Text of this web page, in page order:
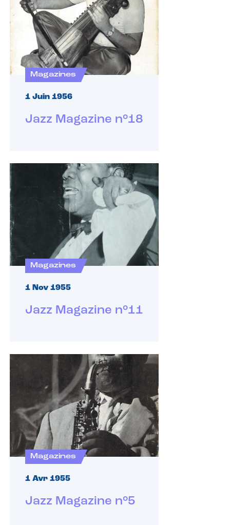
Magazines
1 Juin 1956
Jazz Magazine n°18
Magazines
1 Nov 1955
Jazz Magazine n°11
Magazines
1 Avr 1955
Jazz Magazine n°5